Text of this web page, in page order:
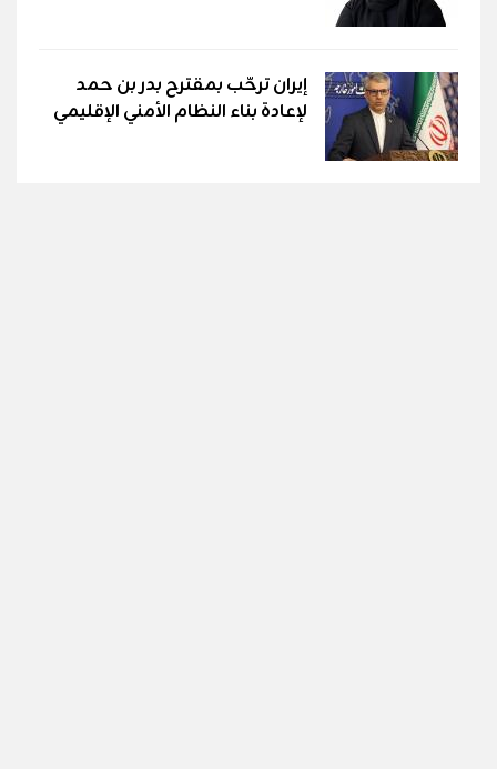
إيران ترحّب بمقترح بدر بن حمد
لإعادة بناء النظام الأمني الإقليمي